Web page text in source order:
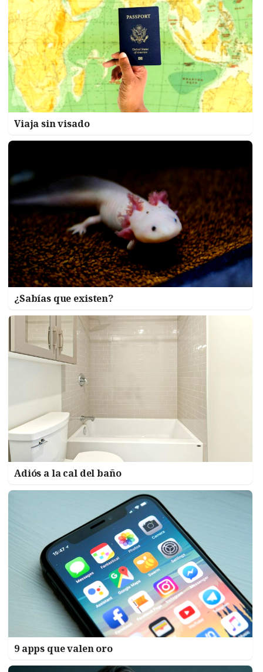
Viaja sin visado
¿Sabías que existen?
Adiós a la cal del baño
9 apps que valen oro